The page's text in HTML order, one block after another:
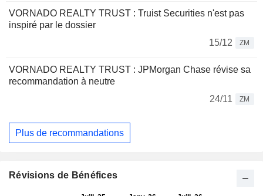
VORNADO REALTY TRUST : Truist Securities n'est pas
inspiré par le dossier
15/12
ZM
VORNADO REALTY TRUST : JPMorgan Chase révise sa
recommandation à neutre
24/11
ZM
Plus de recommandations
Révisions de Bénéfices